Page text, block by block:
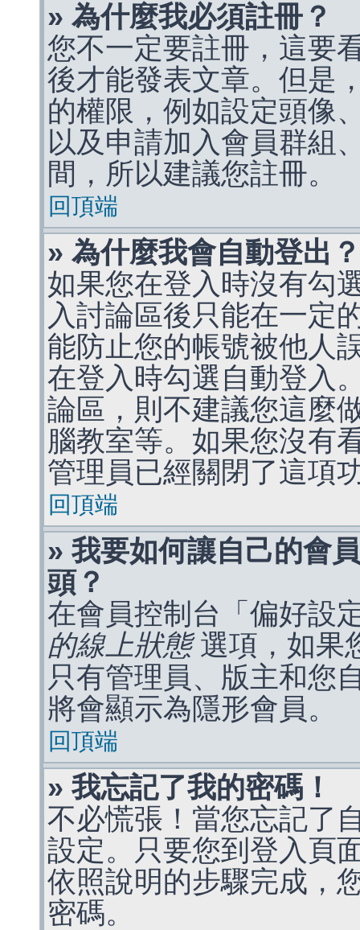
» 為什麼我必須註冊？
您不一定要註冊，這要
後才能發表文章。但是
的權限，例如設定頭像
以及申請加入會員群組
間，所以建議您註冊。
回頂端
» 為什麼我會自動登出？
如果您在登入時沒有勾
入討論區後只能在一定
能防止您的帳號被他人
在登入時勾選自動登入
論區，則不建議您這麼
腦教室等。如果您沒有
管理員已經關閉了這項
回頂端
» 我要如何讓自己的會
頭？
在會員控制台「偏好設
的線上狀態選項，如果
只有管理員、版主和您
將會顯示為隱形會員。
回頂端
» 我忘記了我的密碼！
不必慌張！當您忘記了
設定。只要您到登入頁
依照說明的步驟完成，
密碼。